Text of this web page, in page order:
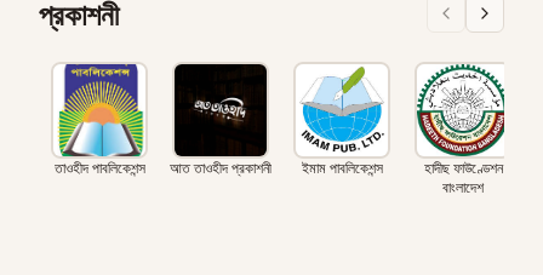
প্রকাশনী
তাওহীদ পাবলিকেশন্স আত তাওহীদ প্রকাশনী ইমাম পাবলিকেশন্স
হাদীছ ফাউণ্ডেশন
বাংলাদেশ